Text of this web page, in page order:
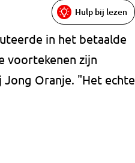
Hulp bij lezen
in het betaalde
voortekenen zijn
Oranje. "Het echte